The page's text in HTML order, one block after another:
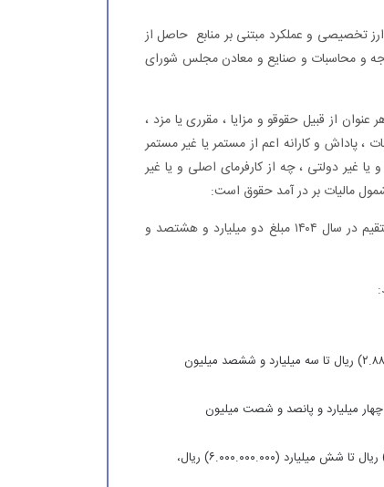
تخصیصی و عملکرد مبتنی بر منابع حاصل از
و محاسبات و صنایع و معادن مجلس شورای
هر عنوان از قبیل حقوقو و مزایا ، مقرری یا مزد ،
و کارانه اعم از مستمر یا غیر مستمر
غیر دولتی ، چه از کارفرمای اصلی و یا غیر
مالیات بر در آمد حقوق است:
سقف معافیت مالیاتی سالانه موضوع ماده (۸۴) قانون مالیات‌های مستقیم در سال ۱۴۰۴ مبلغ دو میلیارد و هشتصد و
نسبت به مازاد مبلغ دو میلیارد و هشتصد و هشتاد میلیون (۲.۸۸۰.۰۰۰.۰۰۰) ریال تا سه میلیارد و ششصد میلیون
و ششصد میلیون (۳.۶۰۰.۰۰۰.۰۰۰) ریال تا چهار میلیارد و پانصد و شصت میلیون
نسبت به مازاد چهار میلیارد و پانصد و شصت میلیون (۴.۵۶۰.۰۰۰.۰۰۰) ریال تا شش میلیارد (۶.۰۰۰.۰۰۰.۰۰۰) ریال،